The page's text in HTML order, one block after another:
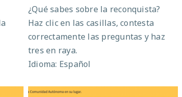
¿Qué sabes sobre la reconquista?
Haz clic en las casillas, contesta
correctamente las preguntas y haz
tres en raya.
Idioma: Español